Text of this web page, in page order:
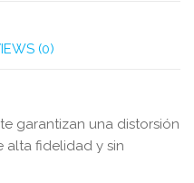
(0)
garantizan una distorsión
alta fidelidad y sin